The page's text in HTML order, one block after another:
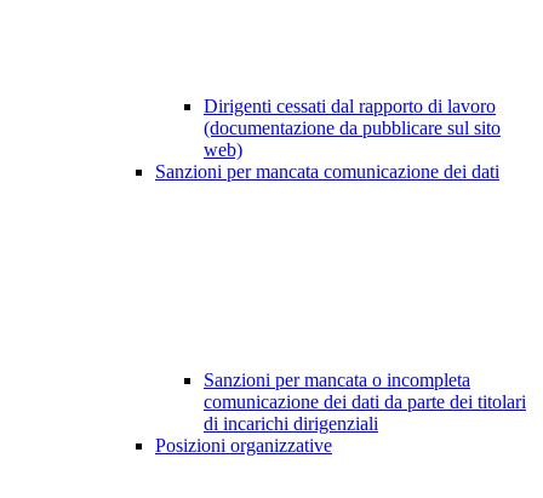
Dirigenti cessati dal rapporto di lavoro
(documentazione da pubblicare sul sito
web)
Sanzioni per mancata comunicazione dei dati
Sanzioni per mancata o incompleta
comunicazione dei dati da parte dei titolari
di incarichi dirigenziali
Posizioni organizzative